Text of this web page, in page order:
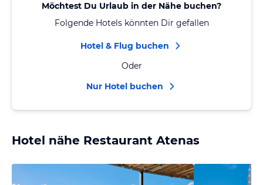
Möchtest Du Urlaub in der Nähe buchen?
Folgende Hotels könnten Dir gefallen
Hotel & Flug buchen
Oder
Nur Hotel buchen
Hotel nähe Restaurant Atenas